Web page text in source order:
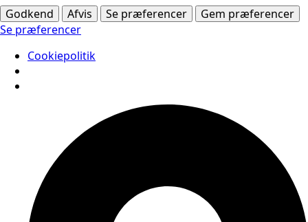
Godkend
Afvis Se præferencer
Gem præferencer
Se præferencer
Cookiepolitik